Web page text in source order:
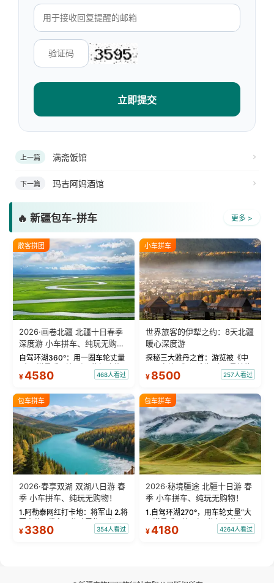
立即提交
上一篇 满斋饭馆
下一篇 玛吉阿妈酒馆
🔥 新疆包车-拼车 更多 >
散客拼团
2026·画卷北疆 北疆十日春季
深度游 小车拼车、纯玩无购
物！
自驾环湖360°：用一圈车轮丈量
“大西洋最后一滴眼泪”的极致蔚
蓝。 赛湖旅拍：甄选多款风格服
绝美瞬间。 赛湖坦克300跟车视
频：专业摄影师...
¥4580 468人看过
小车拼车
世界旅客的伊犁之约：8天北疆
暖心深度游
探秘三大雅丹之首：游览被《中
国国家地理》评选为“中国最美的
三大雅丹”第一名的克拉玛依魔鬼
瓦人最大村落——禾木村，欣赏
晨雾与小木...
¥ 8500 257人看过
包车拼车
2026·春享双湖 双湖八日游 春
季 小车拼车、纯玩无购物！
1.阿勒泰网红打卡地：将军山 2.将
军山落日缆车，体验雪都风光 3.
将军山，夕阳派对，蹦迪party 4.
¥ 3380 354人看过
包车拼车
2026·秘境疆途 北疆十日游 春
季 小车拼车、纯玩无购物！
1.自驾环湖270°，用车轮丈量“大
西洋最后一滴眼泪”的极致蔚蓝，
让雪山、花海与深邃湖水在转弯
¥4180 4264人看过